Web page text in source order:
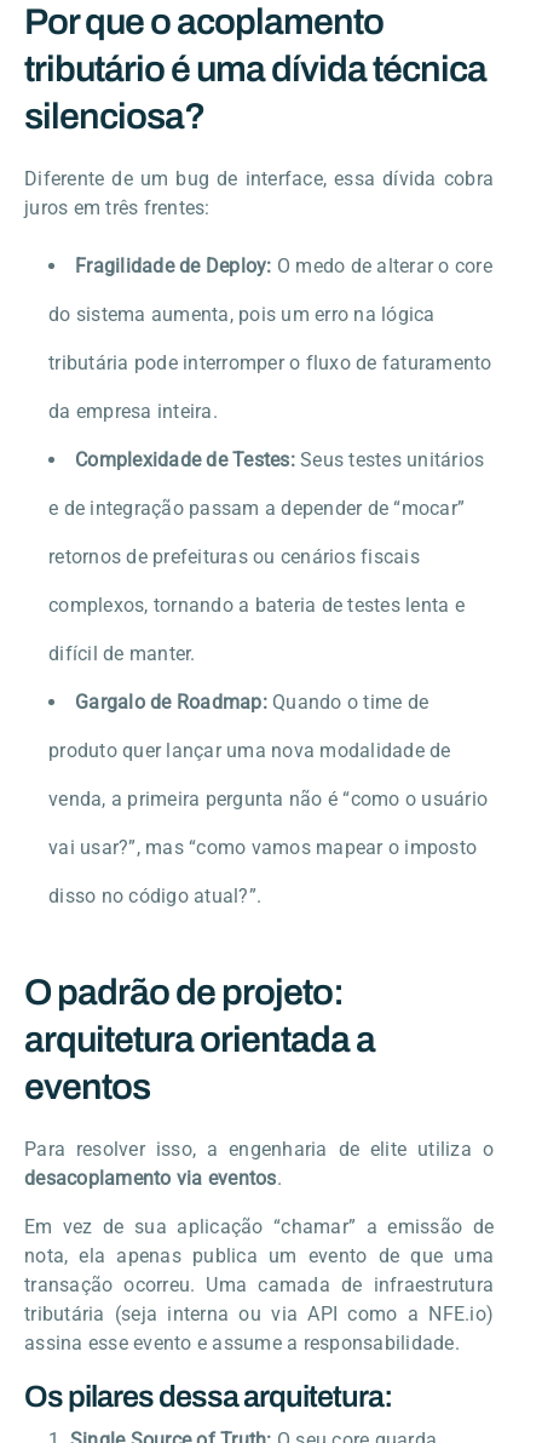
Por que o acoplamento
tributário é uma dívida técnica
silenciosa?
Diferente de um bug de interface, essa dívida cobra
juros em três frentes:
Fragilidade de Deploy: O medo de alterar o core
do sistema aumenta, pois um erro na lógica
tributária pode interromper o fluxo de faturamento
da empresa inteira.
Complexidade de Testes:Seus testes unitários
e de integração passam a depender de “mocar”
retornos de prefeituras ou cenários fiscais
complexos, tornando a bateria de testes lenta e
difícil de manter.
Gargalo de Roadmap:Quando o time de
produto quer lançar uma nova modalidade de
venda, a primeira pergunta não é “como o usuário
vai usar?”, mas “como vamos mapear o imposto
disso no código atual?”.
O padrão de projeto:
arquitetura orientada a
eventos
Para resolver isso, a engenharia de elite utiliza o
desacoplamento via eventos.
Em vez de sua aplicação “chamar” a emissão de
nota, ela apenas publica um evento de que uma
transação ocorreu. Uma camada de infraestrutura
tributária (seja interna ou via API como a NFE.io)
assina esse evento e assume a responsabilidade.
Os pilares dessa arquitetura: